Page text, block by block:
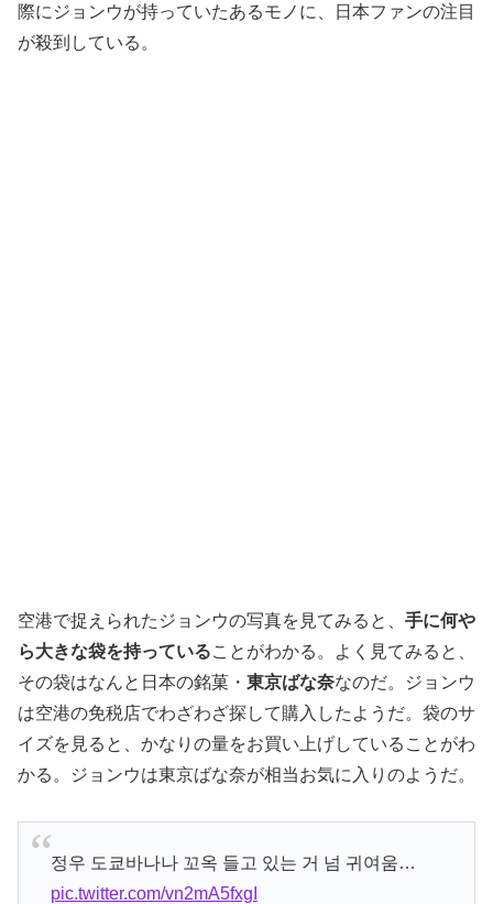
際にジョンウが持っていたあるモノに、日本ファンの注目
が殺到している。
空港で捉えられたジョンウの写真を見てみると、 手に何や
ら大きな袋を持っていることがわかる。よく見てみると、
その袋はなんと日本の銘菓・ 東京ばな奈なのだ。ジョンウ
は空港の免税店でわざわざ探して購入したようだ。袋のサ
イズを見ると、かなりの量をお買い上げしていることがわ
かる。ジョンウは東京ばな奈が相当お気に入りのようだ。
정우 도쿄바나나 꼬옥 들고 있는 거 넘 귀여움…
pic.twitter.com/vn2mA5fxgI